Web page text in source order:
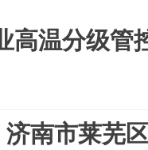
高温分级管
济南市莱芜